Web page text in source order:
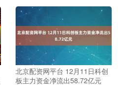
北京配资网平台 12月11日科创
板主力资金净流出58.72亿元